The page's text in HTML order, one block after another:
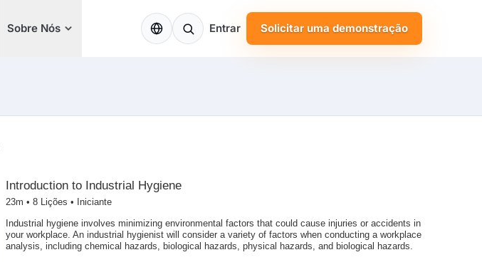
Sobre Nós PT Entrar Solicitar uma demonstração
Introduction to Industrial Hygiene
23m • 8Lições • Iniciante
Industrial hygiene involves minimizing environmental factors that could cause injuries or accidents in
your workplace. An industrial hygienist will consider a variety of factors when conducting a workplace
analysis, including chemical hazards, biological hazards, physical hazards, and biological hazards.